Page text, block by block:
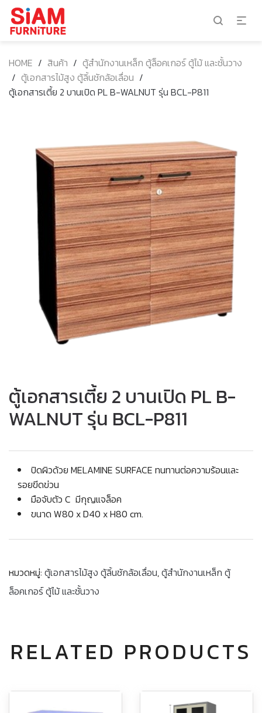
HOME / สินค้า / ตู้สำนักงานเหล็ก ตู้ล็อคเกอร์ ตู้ไม้ และชั้นวาง
/ ตู้เอกสารไม้สูง ตู้ลิ้นชักล้อเลื่อน /
ตู้เอกสารเตี้ย 2 บานเปิด PL B-WALNUT รุ่น BCL-P811
ตู้เอกสารเตี้ย 2 บานเปิด PL B-
WALNUT รุ่น BCL-P811
ปิดผิวด้วย MELAMINE SURFACE ทนทานต่อความร้อนและ
รอยขีดข่วน
มือจับตัว C มีกุญแจล็อค
ขนาด W80 x D40 x H80 cm.
หมวดหมู่: ตู้เอกสารไม้สูง ตู้ลิ้นชักล้อเลื่อน,ตู้สำนักงานเหล็ก ตู้
ล็อคเกอร์ ตู้ไม้ และชั้นวาง
RELATED PRODUCTS